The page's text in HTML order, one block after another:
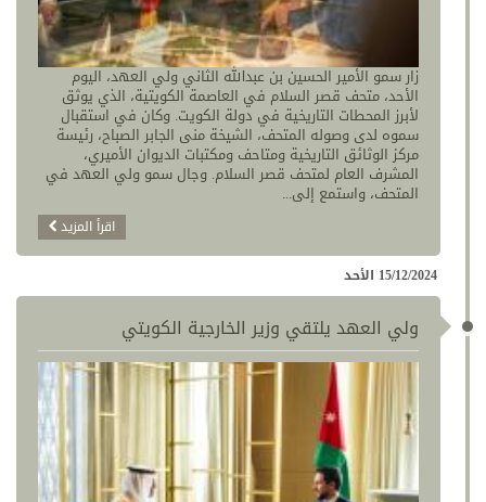
زار سمو الأمير الحسين بن عبدالله الثاني ولي العهد، اليوم
الأحد، متحف قصر السلام في العاصمة الكويتية، الذي يوثق
لأبرز المحطات التاريخية في دولة الكويت. وكان في استقبال
سموه لدى وصوله المتحف، الشيخة منى الجابر الصباح، رئيسة
مركز الوثائق التاريخية ومتاحف ومكتبات الديوان الأميري،
المشرف العام لمتحف قصر السلام. وجال سمو ولي العهد في
المتحف، واستمع إلى...
اقرأ المزيد
15/12/2024 الأحد
ولي العهد يلتقي وزير الخارجية الكويتي